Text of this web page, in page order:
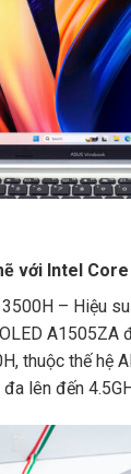
với Intel
– Hiệu
A1505ZA
thuộc thế hệ
lên đến